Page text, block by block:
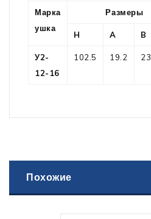
Марка
ушка
Размеры
H A B
У2-
12-16
102.5 19.2 23
Похожие